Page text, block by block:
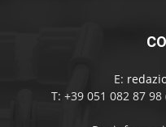
E:
T: +39 051 082 87